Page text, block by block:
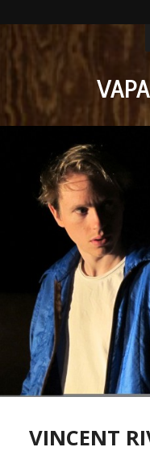
VINCENT